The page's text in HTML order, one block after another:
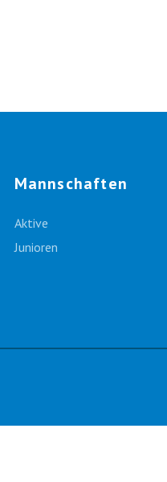
Mannschaften
Aktive
Junioren